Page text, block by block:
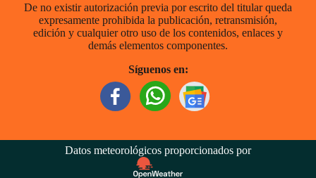
De no existir autorización previa por escrito del titular queda
expresamente prohibida la publicación, retransmisión,
edición y cualquier otro uso de los contenidos, enlaces y
demás elementos componentes.
Síguenos en:
Datos meteorológicos proporcionados por